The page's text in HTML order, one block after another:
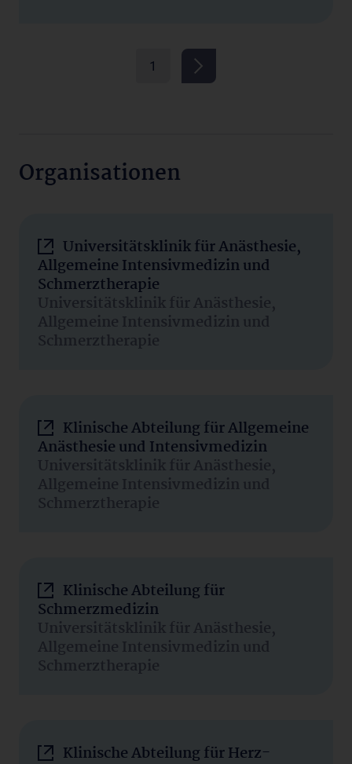
1
Organisationen
Universitätsklinik für Anästhesie,
Allgemeine Intensivmedizin und
Schmerztherapie
Universitätsklinik für Anästhesie,
Allgemeine Intensivmedizin und
Schmerztherapie
Klinische Abteilung für Allgemeine
Anästhesie und Intensivmedizin
Universitätsklinik für Anästhesie,
Allgemeine Intensivmedizin und
Schmerztherapie
Klinische Abteilung für
Schmerzmedizin
Universitätsklinik für Anästhesie,
Allgemeine Intensivmedizin und
Schmerztherapie
Klinische Abteilung für Herz-